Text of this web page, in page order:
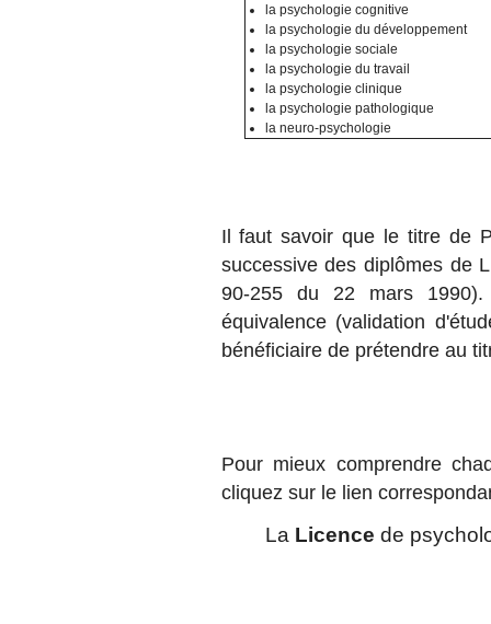
la psychologie cognitive
la psychologie du développement
la psychologie sociale
la psychologie du travail
la psychologie clinique
la psychologie pathologique
la neuro-psychologie
Il faut savoir que le titre de
successive des diplômes de
90-255 du 22 mars
équivalence (validation
bénéficiaire de prétendre au
Pour mieux comprendre
cliquez sur le lien
La Licence de